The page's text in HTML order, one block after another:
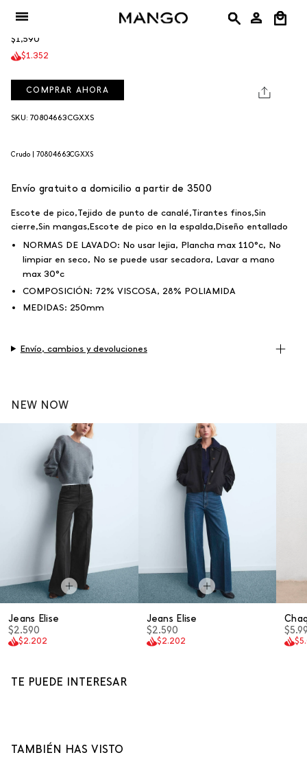
contenido
negro
rojo
Top Gymnasti crudo
$1,590
$1.352
COMPRAR AHORA
SKU: 70804663CGXXS
Crudo | 70804663CGXXS
Envío gratuito a domicilio a partir de 3500
Escote de pico,Tejido de punto de canalé,Tirantes finos,Sin
cierre,Sin mangas,Escote de pico en la espalda,Diseño entallado
NORMAS DE LAVADO: No usar lejia, Plancha max 110°c, No
limpiar en seco, No se puede usar secadora, Lavar a mano
max 30°c
COMPOSICIÓN: 72% VISCOSA, 28% POLIAMIDA
MEDIDAS: 250mm
Envío, cambios y devoluciones
NEW NOW
Jeans Elise
$2.590
$2.202
Jeans Elise
$2.590
$2.202
TE PUEDE INTERESAR
TAMBIÉN HAS VISTO